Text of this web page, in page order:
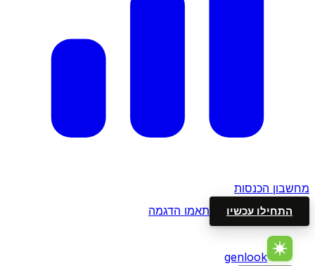
מחשבון הכנסות
התחילו עכשיו תאמו הדגמה
genlook